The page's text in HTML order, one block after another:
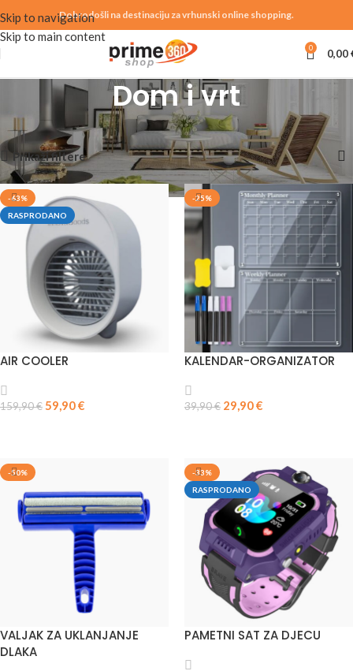
Skip to navigation
Skip to main content
Dobrodošli na destinaciju za vrhunski online shopping.
0 0,00
Dom i vrt
Početna Trgovina Dom i vrt Prikazuje se svih 11 rezultata
Prikaži filtere
-63%
RASPRODANO
AIR COOLER
159,90€59,90€
-25%
KALENDAR-ORGANIZATOR
39,90€ 29,90€
-50%
VALJAK ZA UKLANJANJE
DLAKA
-33%
RASPRODANO
PAMETNI SAT ZA DJECU